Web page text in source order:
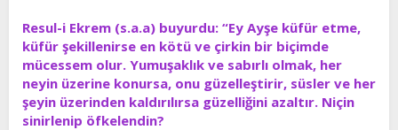
Resul-i Ekrem (s.a.a) buyurdu: “Ey Ayşe küfür etme,
küfür şekillenirse en kötü ve çirkin bir biçimde
mücessem olur. Yumuşaklık ve sabırlı olmak, her
neyin üzerine konursa, onu güzelleştirir, süsler ve her
şeyin üzerinden kaldırılırsa güzelliğini azaltır. Niçin
sinirlenip öfkelendin?